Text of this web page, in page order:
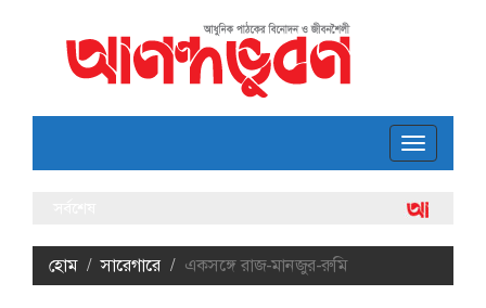
Toggle
হোম
সারেগারে একসঙ্গে রাজ-মানজুর-রুমি